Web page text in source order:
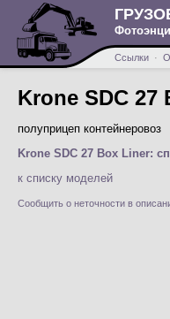
Ссылки ·
Krone SDC 27
полуприцеп контейнеровоз
Krone SDC 27 Box Liner:
к списку моделей
Сообщить о неточности в